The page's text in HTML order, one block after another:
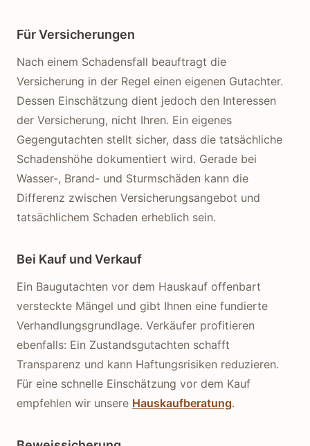
Für Versicherungen
Nach einem Schadensfall beauftragt die
Versicherung in der Regel einen eigenen Gutachter.
Dessen Einschätzung dient jedoch den Interessen
der Versicherung, nicht Ihren. Ein eigenes
Gegengutachten stellt sicher, dass die tatsächliche
Schadenshöhe dokumentiert wird. Gerade bei
Wasser-, Brand- und Sturmschäden kann die
Differenz zwischen Versicherungsangebot und
tatsächlichem Schaden erheblich sein.
Bei Kauf und Verkauf
Ein Baugutachten vor dem Hauskauf offenbart
versteckte Mängel und gibt Ihnen eine fundierte
Verhandlungsgrundlage. Verkäufer profitieren
ebenfalls: Ein Zustandsgutachten schafft
Transparenz und kann Haftungsrisiken reduzieren.
Für eine schnelle Einschätzung vor dem Kauf
empfehlen wir unsere Hauskaufberatung.